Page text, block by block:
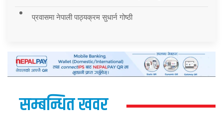
प्रवासमा नेपाली पाठ्यक्रम सुधार्न गोष्ठी
सम्बन्धित खवर